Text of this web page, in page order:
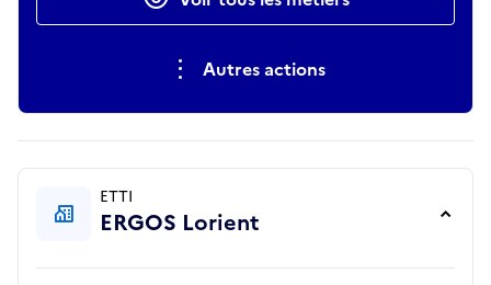
Autres actions
ETTI
ERGOS Lorient